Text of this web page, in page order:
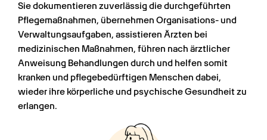
Sie dokumentieren zuverlässig die durchgeführten
Pflegemaßnahmen, übernehmen Organisations- und
Verwaltungsaufgaben, assistieren Ärzten bei
medizinischen Maßnahmen, führen nach ärztlicher
Anweisung Behandlungen durch und helfen somit
kranken und pflegebedürftigen Menschen dabei,
wieder ihre körperliche und psychische Gesundheit zu
erlangen.